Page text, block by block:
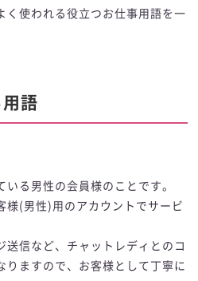
く使われる役立つお仕事用語を一
語
いる男性の会員様のことです。
様(男性)用のアカウントでサービ
送信など、チャットレディとのコ
りますので、お客様として丁寧に